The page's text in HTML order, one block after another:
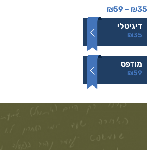
₪35
–
₪59
דיגיטלי
₪35
מודפס
₪59